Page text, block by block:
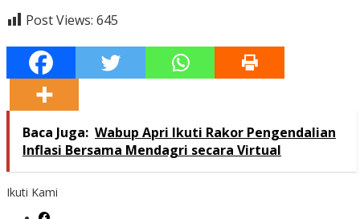
Post Views: 645
Baca Juga: Wabup Apri Ikuti Rakor Pengendalian
Inflasi Bersama Mendagri secara Virtual
Ikuti Kami